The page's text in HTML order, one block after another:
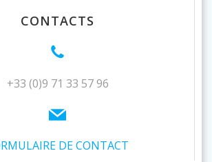
CONTACTS
+33 (0)9 71 33 57 96
DE CONTACT